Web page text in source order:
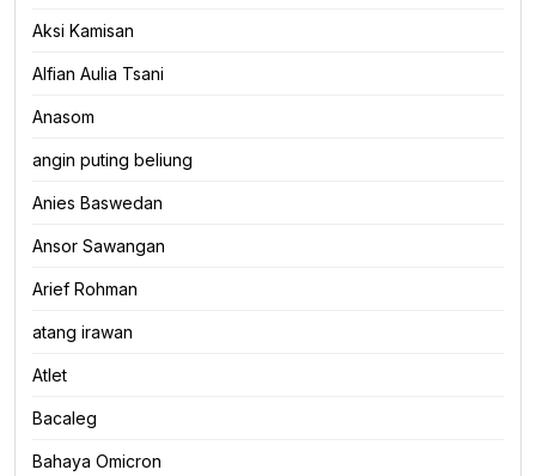
Aksi Kamisan
Alfian Aulia Tsani
Anasom
angin puting beliung
Anies Baswedan
Ansor Sawangan
Arief Rohman
atang irawan
Atlet
Bacaleg
Bahaya Omicron